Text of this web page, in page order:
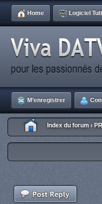
Home Logiciel
M’enregistrer
Index du forum ‹